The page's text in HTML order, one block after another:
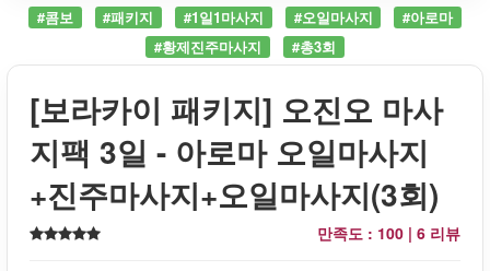
#콤보 #패키지 #1일1마사지 #오일마사지
#아로마
#황제진주마사지
#총3회
[보라카이 패키지] 오진오 마사
지팩 3일 - 아로마 오일마사지
+진주마사지+오일마사지(3회)
만족도 : 100 | 6 리뷰